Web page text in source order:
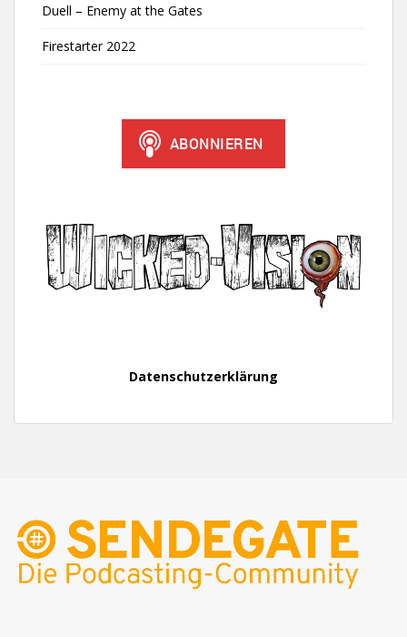
Duell – Enemy at the Gates
Firestarter 2022
Datenschutzerklärung